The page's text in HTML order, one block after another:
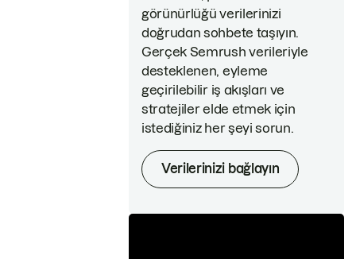
görünürlüğü verilerinizi
doğrudan sohbete taşıyın.
Gerçek Semrush verileriyle
desteklenen, eyleme
geçirilebilir iş akışları ve
stratejiler elde etmek için
istediğiniz her şeyi sorun.
Verilerinizi bağlayın